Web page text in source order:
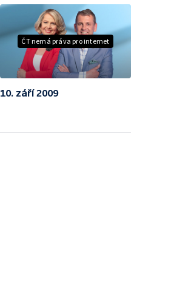
ČT nemá práva pro internet
10. září 2009